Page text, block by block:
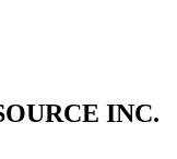
INC.